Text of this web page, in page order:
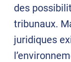
des
tribunaux.
juridiques